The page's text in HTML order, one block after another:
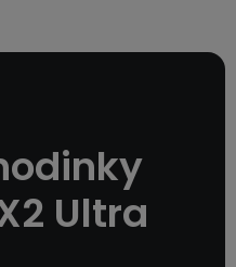
Ultra